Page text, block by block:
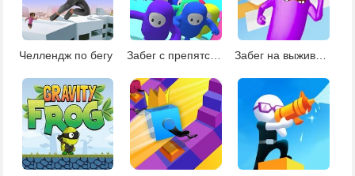
Челлендж по бегу Забег с препятствиями Забег на выживание